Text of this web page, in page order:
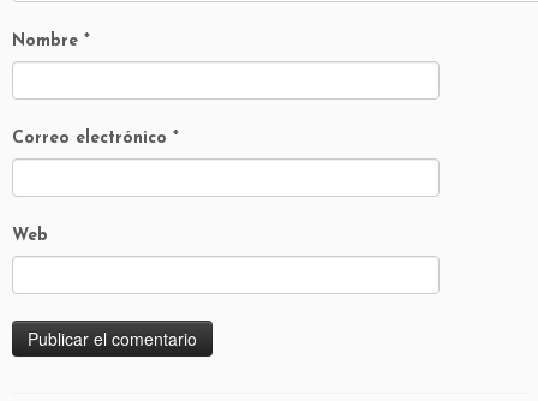
Nombre *
Correo electrónico *
Web